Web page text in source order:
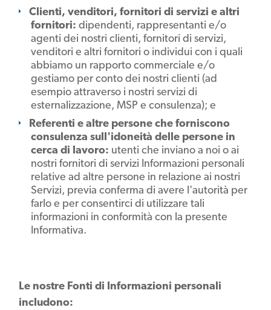
Clienti, venditori, fornitori di servizi e altri
fornitori: dipendenti, rappresentanti e/o
agenti dei nostri clienti, fornitori di servizi,
venditori e altri fornitori o individui con i quali
abbiamo un rapporto commerciale e/o
gestiamo per conto dei nostri clienti (ad
esempio attraverso i nostri servizi di
esternalizzazione, MSP e consulenza); e
Referenti e altre persone che forniscono
consulenza sull'idoneità delle persone in
cerca di lavoro: utenti che inviano a noi o ai
nostri fornitori di servizi Informazioni personali
relative ad altre persone in relazione ai nostri
Servizi, previa conferma di avere l'autorità per
farlo e per consentirci di utilizzare tali
informazioni in conformità con la presente
Informativa.
Le nostre Fonti di Informazioni personali
includono: